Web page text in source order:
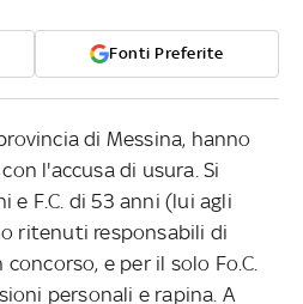
Fonti Preferite
di Messina, hanno
l'accusa di usura. Si
e F.C. di 53 anni (lui agli
ritenuti responsabili di
e per il solo Fo.C.
personali e rapina. A